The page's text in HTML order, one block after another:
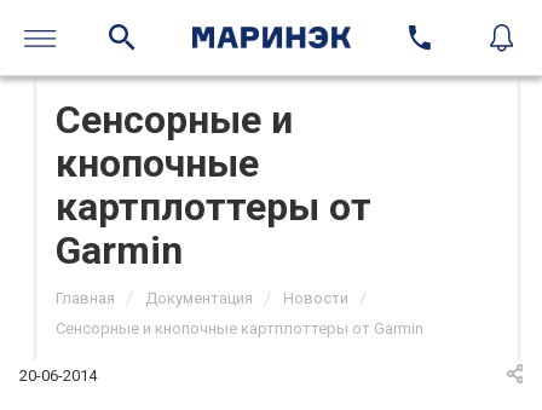
Сенсорные и
кнопочные
картплоттеры от
Garmin
Главная / Документация / Новости /
Сенсорные и кнопочные картплоттеры от Garmin
20-06-2014